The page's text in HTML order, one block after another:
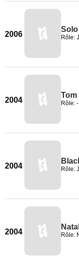
2006
Solo
Rôle:
2004
Tom
Rôle: -
2004 Rôle:
2004 Rôle: